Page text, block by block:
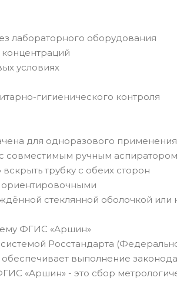
лабораторного оборудования
условиях
гигиенического контроля
для одноразового применения
совместимым ручным аспиратором
трубку с обеих сторон
ориентировочными
стеклянной оболочкой
ФГИС «Аршин»
Росстандарта
выполнение
«Аршин» - это сбор